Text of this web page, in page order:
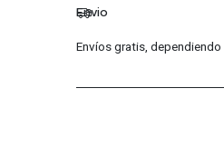
Superficie
Envio
Envíos gratis,